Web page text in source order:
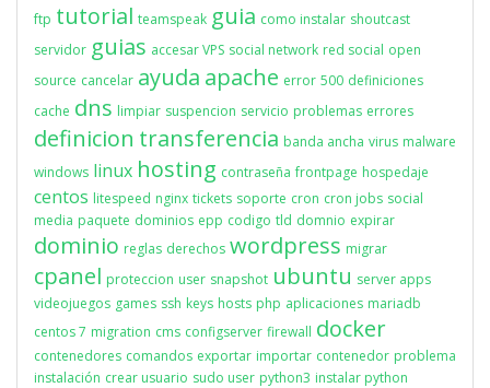
ftp tutorial teamspeak guia como instalar shoutcast
servidor guias accesar VPS social network red social open
source cancelar ayuda apache error 500 definiciones
cache dns limpiar suspencion servicio problemas errores
definicion transferencia banda ancha virus malware
windows linux hosting contraseña frontpage hospedaje
centos litespeed nginx tickets soporte cron cron jobs social
media paquete dominios epp codigo tld domnio expirar
dominio reglas derechos wordpress migrar
cpanel proteccion user snapshot ubuntu server apps
videojuegos games ssh keys hosts php aplicaciones mariadb
centos 7 migration cms configserver firewall docker
contenedores comandos exportar importar contenedor problema
instalación crear usuario sudo user python3 instalar python